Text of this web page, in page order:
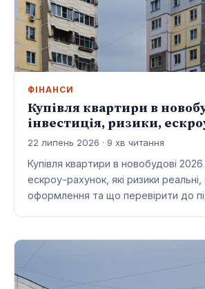
ФІНАНСИ
Купівля квартири в
інвестиція, ризики,
22 липень 2026 · 9 хв читання
Купівля квартири в новобудові
ескроу-рахунок, які ризики реальні,
оформлення та що перевірити до